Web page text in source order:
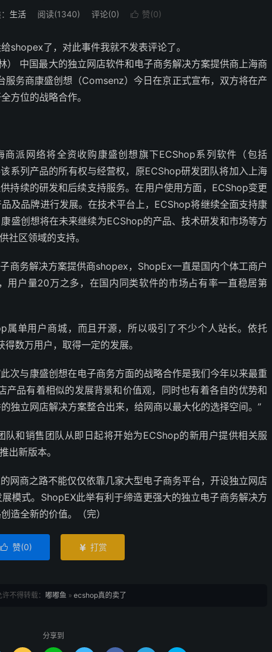
生活 阅读(1340) 评论(0)  赞(0)
shopex了，对此事件我就不发表评论了。
中国最大的独立网店软件和电子商务解决方案提供商上海商
务商康盛创想（Comsenz）今日在京正式宣布，双方将在产
方位的战略合作。
网络将全资收购康盛创想旗下ECShop系列软件（包括
系列产品的所有权与经营权，原ECShop研发团队将加入上海
持续的研发和后续支持服务。在用户使用方面，ECShop变更
及品牌进行发展。在技术平台上，ECShop将继续全面支持康
盛创想将在未来继续为ECShop的产品、技术研发和市场等方
社区领域的支持。
务解决方案提供商shopex，ShopEx一直是国内个体工商户
用户量20万之多，在国内同类软件的市场占有率一直稳居第
单用户商城，而且开源，所以吸引了不少个人站长。依托
数万用户，取得一定的发展。
与康盛创想在电子商务方面的战略合作是我们今年以来最重
产品有着相似的发展背景和价值观，同时也有着各自的优势和
独立网店解决方案整合出来，给网商以最大化的选择空间。”
和销售团队从即日起将开始为ECShop的新用户提供相关服
出新版本。
商之路不能仅仅依靠几家大型电子商务平台，开设独立网店
模式。ShopEX此举有利于缔造更强大的独立电子商务解决方
造全新的价值。（完）
 赞(0)  打赏
不得转载： 嘟嘟鱼» ecshop真的卖了
分享到